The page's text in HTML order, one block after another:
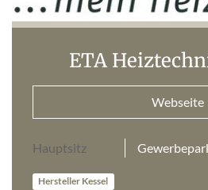
ETA
Webseite
Hauptsitz
Hersteller Kessel